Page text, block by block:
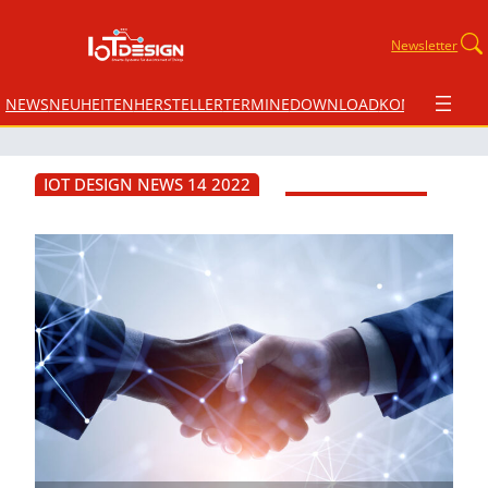
Newsletter
NEWSNEUHEITENHERSTELLERTERMINEDOWNLOADKONTAKT
IOT DESIGN NEWS 14 2022